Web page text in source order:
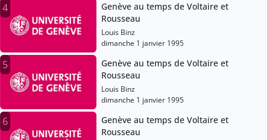
4
Genève au temps de Voltaire et
Rousseau
Louis Binz
dimanche 1 janvier 1995
5
Genève au temps de Voltaire et
Rousseau
Louis Binz
dimanche 1 janvier 1995
6
Genève au temps de Voltaire et
Rousseau